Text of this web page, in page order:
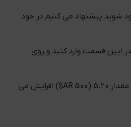
شوید پیشنهاد می کنیم در خود
ایین قسمت وارد کنید و روی
حال موجودی کیف شما به مقدار 5.20 (500 AR$) افرایش می